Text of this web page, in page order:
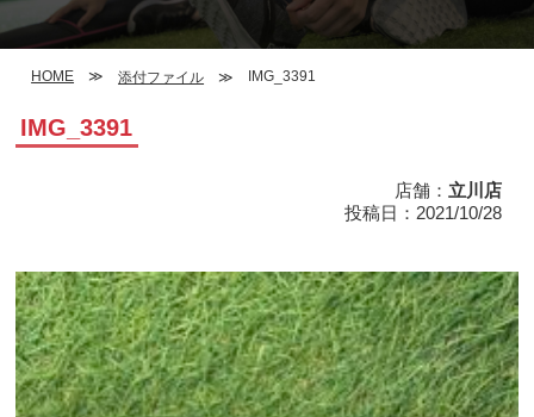
HOME 添付ファイル IMG_3391
IMG_3391
店舗： 立川店
投稿日：2021/10/28